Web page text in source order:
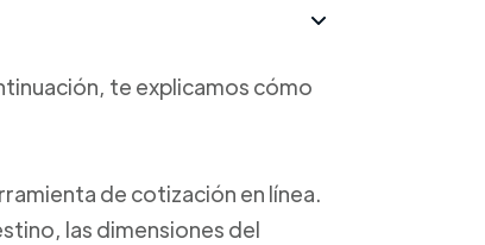
te explicamos cómo
de cotización en línea.
las dimensiones del